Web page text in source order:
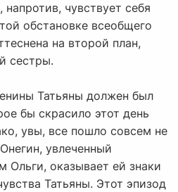
напротив, чувствует себя
обстановке всеобщего
на второй план,
сестры.
Татьяны должен был
бы скрасило этот день
увы, все пошло совсем не
увлеченный
Ольги, оказывает ей знаки
Татьяны. Этот эпизод